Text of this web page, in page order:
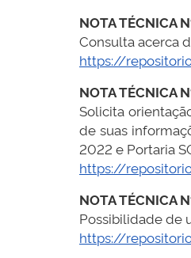
NOTA TÉCNICA
Consulta acerca
https://
NOTA TÉCNICA
Solicita
de suas
2022 e Portaria
https://
NOTA TÉCNICA
Possibilidade de
https://